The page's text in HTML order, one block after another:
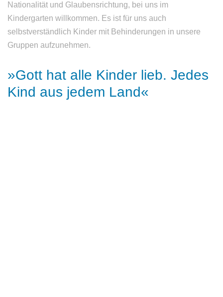
Nationalität und Glaubensrichtung, bei uns im
Kindergarten willkommen. Es ist für uns auch
selbstverständlich Kinder mit Behinderungen in unsere
Gruppen aufzunehmen.
»Gott hat alle Kinder lieb. Jedes
Kind aus jedem Land«